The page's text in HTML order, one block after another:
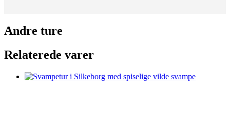
Andre ture
Relaterede varer